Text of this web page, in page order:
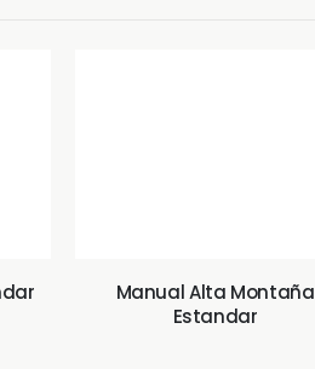
Manual Alta Montaña
Estandar